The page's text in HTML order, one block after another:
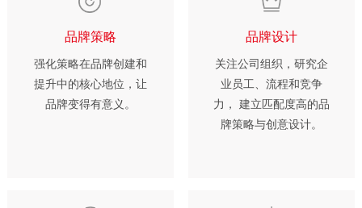
品牌策略
强化策略在品牌创建和
提升中的核心地位，让
品牌变得有意义。
品牌设计
关注公司组织，研究企
业员工、流程和竞争
力， 建立匹配度高的品
牌策略与创意设计。